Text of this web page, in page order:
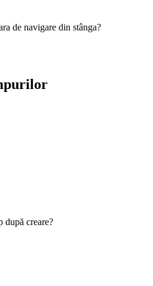
de navigare din stânga?
după creare?